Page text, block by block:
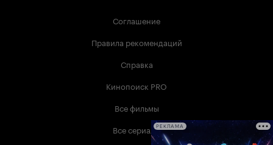
Соглашение
Правила рекомендаций
Справка
Кинопоиск PRO
Все фильмы
Все сериалыРЕКЛАМА